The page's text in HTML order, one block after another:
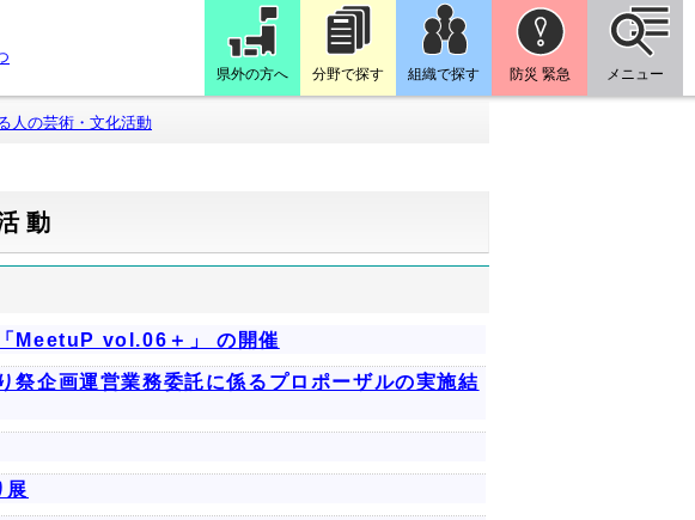
県外の方へ 分野で探す 組織で探す 防災 緊急 メニュー
人の芸術・文化活動
動
MeetuP vol.06＋」 の開催
祭企画運営業務委託に係るプロポーザルの実施結
展